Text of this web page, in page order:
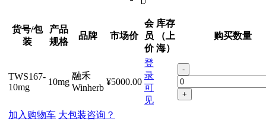
货号/包
装
产品
规格
品牌 市场价
会
员
价
库存
（上
海）
购买数量
TWS167-
10mg
10mg
融禾
Winherb
¥5000.00
登
录
可
见
-
+
加入购物车 大包装咨询？